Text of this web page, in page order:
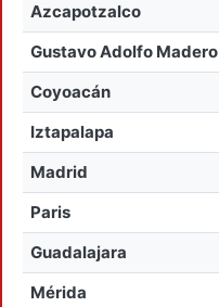
Azcapotzalco
Gustavo Adolfo Madero
Coyoacán
Iztapalapa
Madrid
Paris
Guadalajara
Mérida